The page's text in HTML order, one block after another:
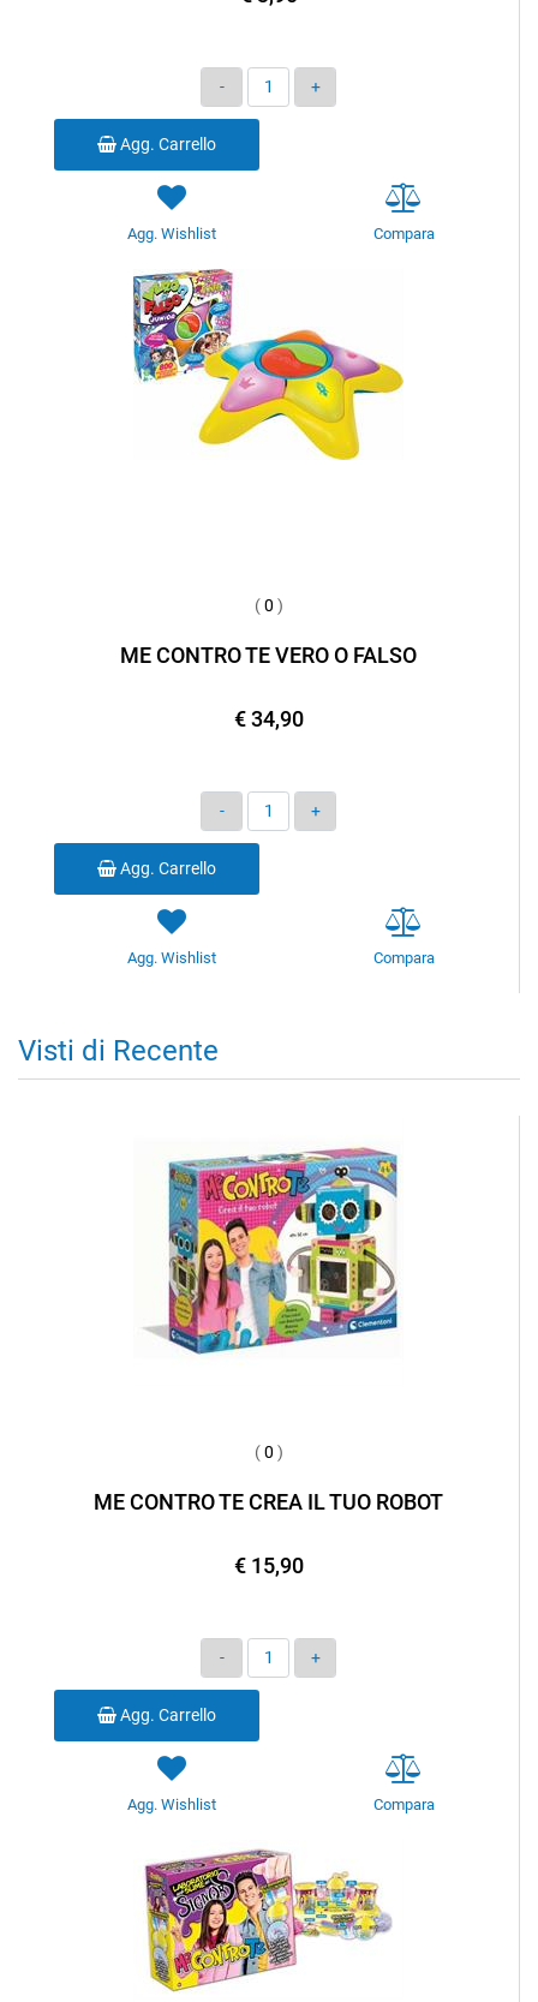
Quantità
Agg. Carrello
Agg. Wishlist Compara
(0 )
ME CONTRO TE VERO O FALSO
€ 34,90
Quantità
Agg. Carrello
Agg. Wishlist Compara
Visti di Recente
(0 )
ME CONTRO TE CREA IL TUO ROBOT
€ 15,90
Quantità
Agg. Carrello
Agg. Wishlist Compara